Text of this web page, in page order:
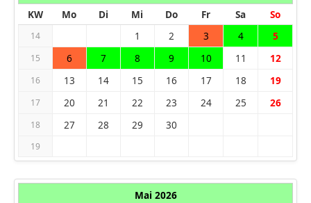
KW
Mo Di Mi Do Fr Sa So
14 1 2 3 4 5
15 6 7 8 9 10 11 12
16 13 14 15 16 17 18 19
17 20 21 22 23 24 25 26
18 27 28 29 30
19
Mai 2026